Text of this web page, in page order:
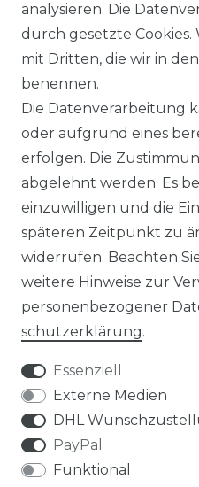
☛ TOP
☞
☛ Über 30.000
☞ Mehr als 200.000
Impressum
analysieren. Die
durch gesetzte Cookies.
mit Dritten, die wir in
benennen.
Die Datenverarbeitung
oder aufgrund eines
erfolgen. Die
abgelehnt werden. Es
einzuwilligen und die
späteren Zeitpunkt zu
widerrufen. Beachten
weitere Hinweise zur
personenbezogener
schutz­erklärung.
Essenziell
Externe Medien
DHL
PayPal
Funktional